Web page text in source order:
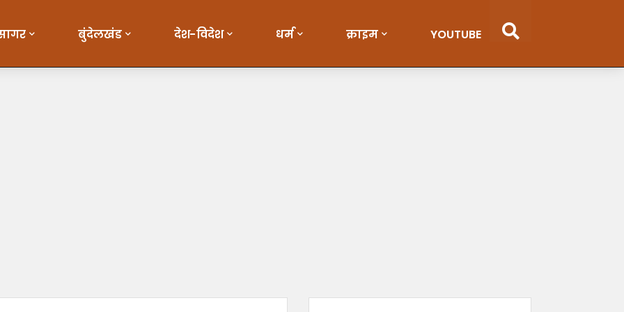
बुंदेलखंड देश-विदेश धर्म क्राइम YOUTUBE